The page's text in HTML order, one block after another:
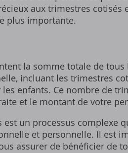
aux trimestres cotisés
plus importante.
la somme totale de
incluant les trimestres
enfants. Ce nombre de
et le montant de votre
un processus complexe
et personnelle. Il est
assurer de bénéficier de